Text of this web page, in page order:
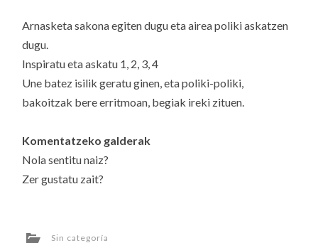
Arnasketa sakona egiten dugu eta airea poliki askatzen
dugu.
Inspiratu eta askatu 1, 2, 3, 4
Une batez isilik geratu ginen, eta poliki-poliki,
bakoitzak bere erritmoan, begiak ireki zituen.
Komentatzeko galderak
Nola sentitu naiz?
Zer gustatu zait?
Sin categoría